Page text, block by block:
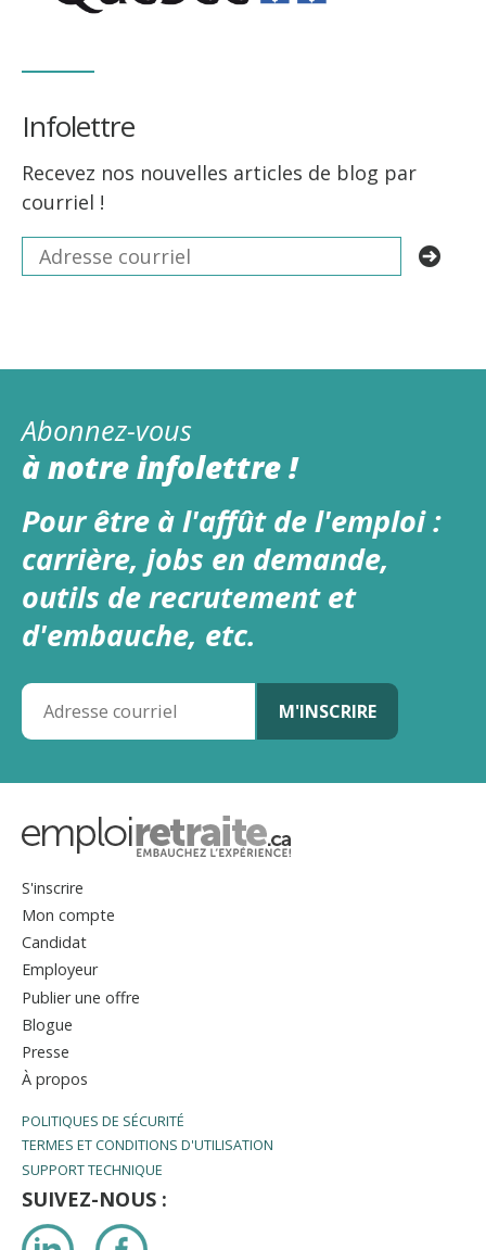
Infolettre
Recevez nos nouvelles articles de blog par
courriel !
Abonnez-vous
à notre infolettre !
Pour être à l'affût de l'emploi :
carrière, jobs en demande,
outils de recrutement et
d'embauche, etc.
S'inscrire
Mon compte
Candidat
Employeur
Publier une offre
Blogue
Presse
À propos
POLITIQUES DE SÉCURITÉ
TERMES ET CONDITIONS D'UTILISATION
SUPPORT TECHNIQUE
SUIVEZ-NOUS :
LinkedIn